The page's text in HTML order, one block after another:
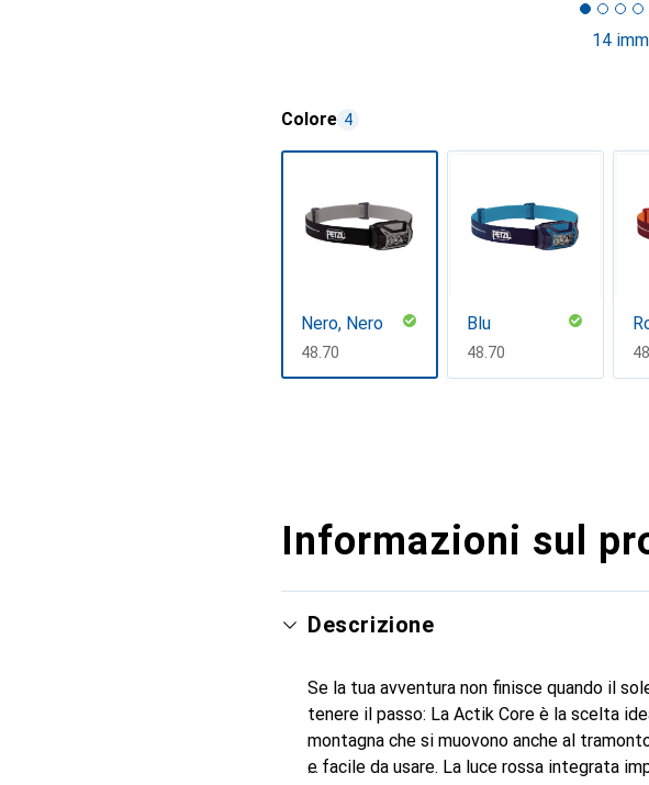
14
Colore 4
Nero, Nero
CHF
48.70
Blu
CHF
48.70
Informazioni sul
Descrizione
Se la tua avventura non finisce quando il
tenere il passo: La Actik Core è la scelta
montagna che si muovono anche al
e facile da usare. La luce rossa integrata